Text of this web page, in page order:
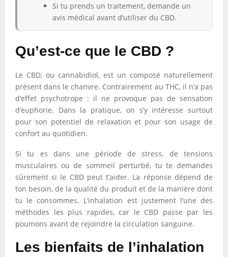
Si tu prends un traitement, demande un
avis médical avant d’utiliser du CBD.
Qu’est-ce que le CBD ?
Le CBD, ou cannabidiol, est un composé naturellement
présent dans le chanvre. Contrairement au THC, il n’a pas
d’effet psychotrope : il ne provoque pas de sensation
d’euphorie. Dans la pratique, on s’y intéresse surtout
pour son potentiel de relaxation et pour son usage de
confort au quotidien.
Si tu es dans une période de stress, de tensions
musculaires ou de sommeil perturbé, tu te demandes
sûrement si le CBD peut t’aider. La réponse dépend de
ton besoin, de la qualité du produit et de la manière dont
tu le consommes. L’inhalation est justement l’une des
méthodes les plus rapides, car le CBD passe par les
poumons avant de rejoindre la circulation sanguine.
Les bienfaits de l’inhalation